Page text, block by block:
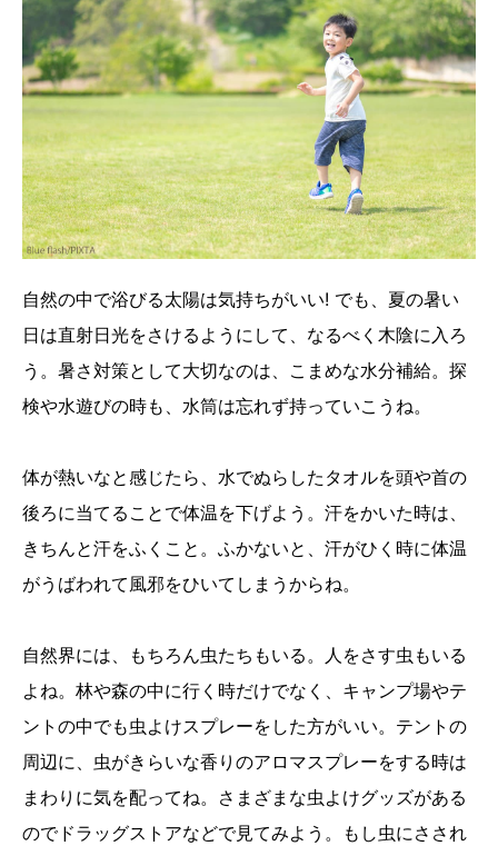
自然の中で浴びる太陽は気持ちがいい! でも、夏の暑い
日は直射日光をさけるようにして、なるべく木陰に入ろ
う。暑さ対策として大切なのは、こまめな水分補給。探
検や水遊びの時も、水筒は忘れず持っていこうね。
体が熱いなと感じたら、水でぬらしたタオルを頭や首の
後ろに当てることで体温を下げよう。汗をかいた時は、
きちんと汗をふくこと。ふかないと、汗がひく時に体温
がうばわれて風邪をひいてしまうからね。
自然界には、もちろん虫たちもいる。人をさす虫もいる
よね。林や森の中に行く時だけでなく、キャンプ場やテ
ントの中でも虫よけスプレーをした方がいい。テントの
周辺に、虫がきらいな香りのアロマスプレーをする時は
まわりに気を配ってね。さまざまな虫よけグッズがある
のでドラッグストアなどで見てみよう。もし虫にさされ